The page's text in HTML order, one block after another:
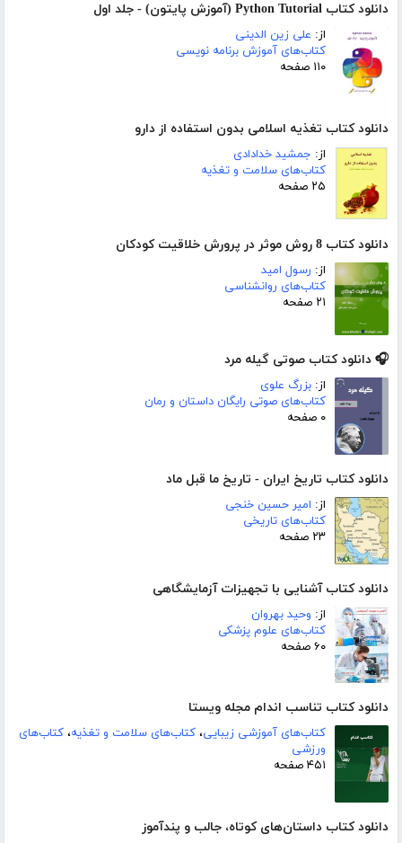
دانلود کتاب Python Tutorial (آموزش پایتون) - جلد اول
از: علی زین الدینی
کتاب‌های آموزش برنامه نویسی
۱۱۰ صفحه
دانلود کتاب تغذیه اسلامی بدون استفاده از دارو
از: جمشید خدادادی
کتاب‌های سلامت و تغذیه
۲۵ صفحه
دانلود کتاب 8 روش موثر در پرورش خلاقیت کودکان
از: رسول امید
کتاب‌های روانشناسی
۲۱ صفحه
🎧 دانلود کتاب صوتی گیله مرد
از: بزرگ علوی
کتاب‌های صوتی رایگان داستان و رمان
۰ صفحه
دانلود کتاب تاریخ ایران - تاریخ ما قبل ماد
از: امیر حسین خنجی
کتاب‌های تاریخی
۲۳ صفحه
دانلود کتاب آشنایی با تجهیزات آزمایشگاهی
از: وحید بهروان
کتاب‌های علوم پزشکی
۶۰ صفحه
دانلود کتاب تناسب اندام مجله ویستا
کتاب‌های آموزشی زیبایی، کتاب‌های سلامت و تغذیه، کتاب‌های
ورزشی
۴۵۱ صفحه
دانلود کتاب داستان‌های کوتاه، جالب و پندآموز